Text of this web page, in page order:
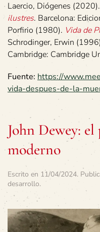
Laercio, Diógenes (2020).
ilustres. Barcelona:
Porfirio (1980). Vida de
Schrodinger, Erwin
Cambridge: Cambridge
Fuente: https://
vida-despues-de-la-
John Dewey:
moderno
Escrito en 11/04/2024.
desarrollo.